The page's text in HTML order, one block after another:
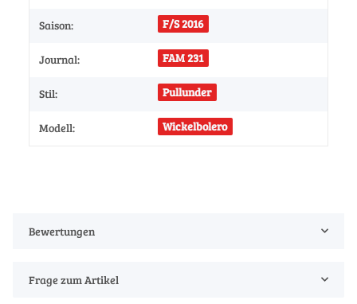
Saison: F/S 2016
Journal: FAM 231
Stil: Pullunder
Modell: Wickelbolero
Bewertungen
Frage zum Artikel